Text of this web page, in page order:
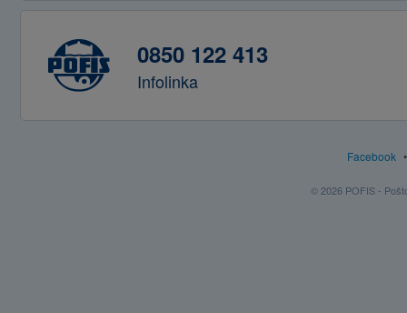
0850 122 413
Infolinka
Facebook
© 2026 POFIS -